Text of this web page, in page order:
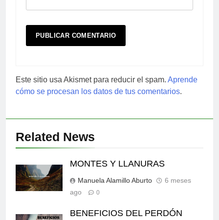
Este sitio usa Akismet para reducir el spam. Aprende
cómo se procesan los datos de tus comentarios.
Related News
MONTES Y LLANURAS
Manuela Alamillo Aburto
6 meses
ago
0
BENEFICIOS DEL PERDÓN